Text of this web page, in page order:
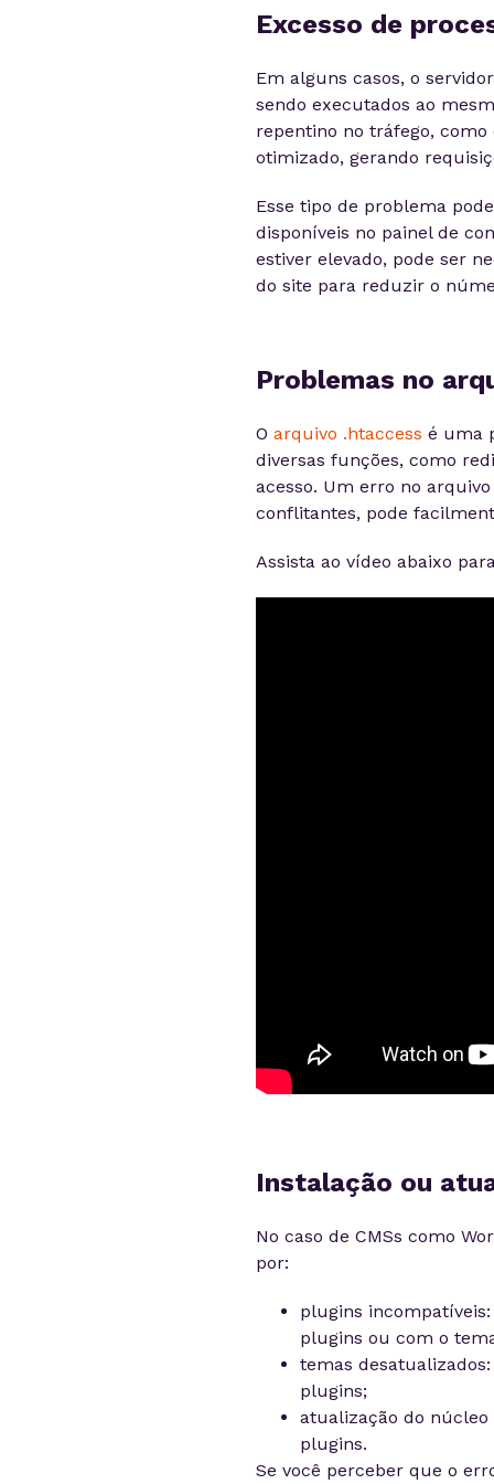
Excesso de
Em alguns casos, o
sendo executados ao
repentino no tráfego,
otimizado, gerando
Esse tipo de problema
disponíveis no painel de
estiver elevado, pode ser
do site para reduzir o
Problemas no
O arquivo .htaccess é uma
diversas funções, como
acesso. Um erro no
conflitantes, pode
Assista ao vídeo abaixo
Instalação ou
No caso de CMSs como
por:
plugins
plugins ou com o
temas
plugins;
atualização do
plugins.
Se você perceber que o